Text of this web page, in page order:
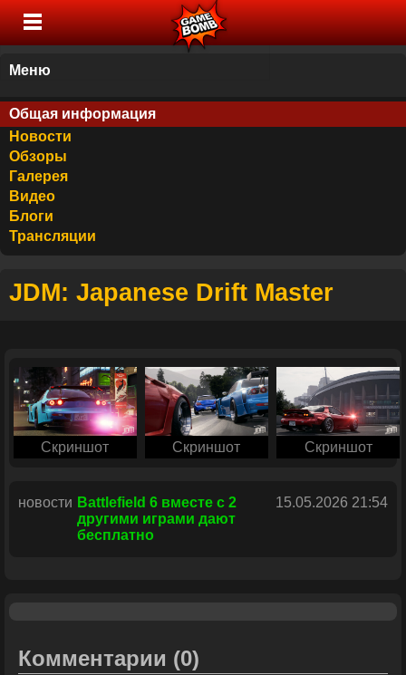
Меню
Общая информация
Новости
Обзоры
Галерея
Видео
Блоги
Трансляции
JDM: Japanese Drift Master
Скриншот Скриншот Скриншот
новости Battlefield 6 вместе с 2
другими играми дают
бесплатно
15.05.2026 21:54
Комментарии (0)